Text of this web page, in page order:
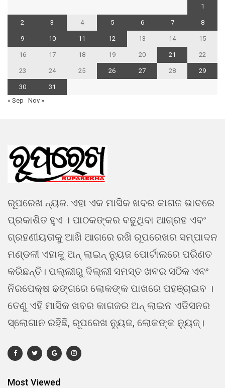
1
2 3 4 5 6 7 8
9 10 11 12 13 14 15
16 17 18 19 20 21 22
23 24 25 26 27 28 29
30
31
« Sep
Nov »
ରୂପରେଖ ନ୍ୟଜ. ଏହା ଏକ ମାସିକ ଖବର କାଗଜ ଭାବରେ
ପ୍ରକାଶିତ ହୁଏ । ପାଠକଙ୍କର ବଢୁଥିବା ଆଗ୍ରହ ଏବଂ
ଗ୍ରହଣୀୟତାକୁ ଆଖି ଆଗରେ ରଖି ରୂପରେଖର ସମ୍ପାଦନ
ମଣ୍ଡଳୀ ଏହାକୁ ଅନ୍ ଲାଇନ୍ ନ୍ୟୁଜ ପୋର୍ଟାଲରେ ପରିଣତ
କରିଛନ୍ତି। ପଲ୍ଲୀରୁ ଦିଲ୍ଲୀ ସମସ୍ତ ଖବର ସଠିକ ଏବଂ
ନିରପେକ୍ଷ ଢଙ୍ଗରେ ଲୋକଙ୍କ ପାଖରେ ପହଞ୍ଚାଇବ ।
ତେଣୁ ଏହି ମାସିକ ଖବର କାଗଜର ଅନ୍ ଲାଇନ ଏଡିସନର
ସ୍ଲୋଗାନ ରହିଛି, ରୂପରେଖ ନ୍ୟୁଜ, ଲୋକଙ୍କ ନ୍ୟୁଜ୍।
Most Viewed